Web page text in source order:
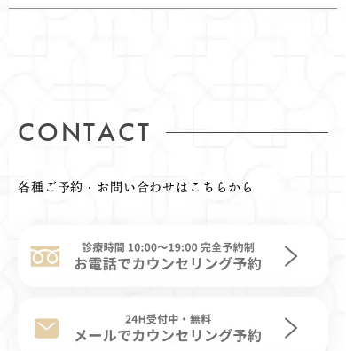
CONTACT
各種ご予約・お問い合わせはこちらから